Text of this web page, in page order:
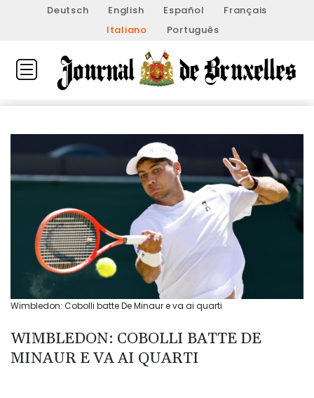
Deutsch English Español
Français
Italiano
Português
Wimbledon: Cobolli batte De Minaur e va ai quarti
WIMBLEDON: COBOLLI BATTE DE
MINAUR E VA AI QUARTI